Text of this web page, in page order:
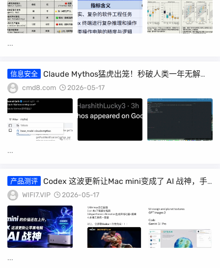
...
信息安全
Claude Mythos猛虎出笼！秒破人类一年无解漏
洞，GPT-5.5都压不住
cmd8.com 2026-05-17
...
产品测评
Codex 这波更新让Mac mini变成了 AI 战神，手
机一键生成视觉游戏
WIFI7.VIP 2026-05-17
...